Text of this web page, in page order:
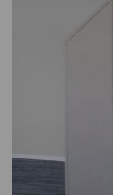
Lampe nicht
separat
Eine ideale
kleinere
Kabelkanal
Zusammenbauen